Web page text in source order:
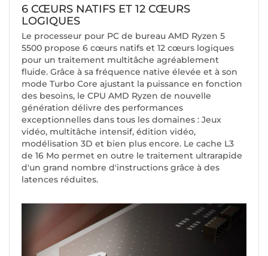
6 CŒURS NATIFS ET 12 CŒURS
LOGIQUES
Le processeur pour PC de bureau AMD Ryzen 5
5500 propose 6 cœurs natifs et 12 cœurs logiques
pour un traitement multitâche agréablement
fluide. Grâce à sa fréquence native élevée et à son
mode Turbo Core ajustant la puissance en fonction
des besoins, le CPU AMD Ryzen de nouvelle
génération délivre des performances
exceptionnelles dans tous les domaines : Jeux
vidéo, multitâche intensif, édition vidéo,
modélisation 3D et bien plus encore. Le cache L3
de 16 Mo permet en outre le traitement ultrarapide
d'un grand nombre d'instructions grâce à des
latences réduites.